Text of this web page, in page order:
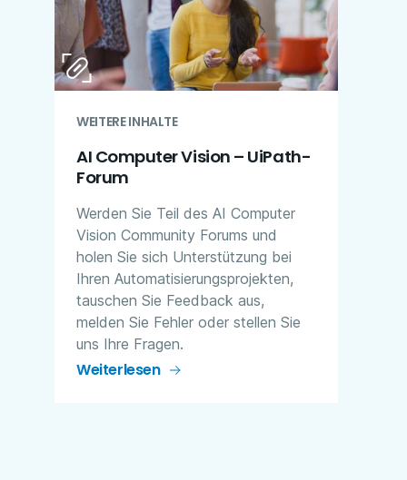
WEITERE INHALTE
AI Computer Vision – UiPath-
Forum
Werden Sie Teil des AI Computer
Vision Community Forums und
holen Sie sich Unterstützung bei
Ihren Automatisierungsprojekten,
tauschen Sie Feedback aus,
melden Sie Fehler oder stellen Sie
uns Ihre Fragen.
Weiterlesen